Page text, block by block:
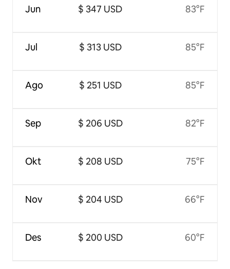
Jun
Jul
Ago
Sep
Okt
Nov
Des
$ 347 USD
$ 313 USD
$ 251 USD
$ 206 USD
$ 208 USD
$ 204 USD
$ 200 USD
83°F
85°F
85°F
82°F
75°F
66°F
60°F